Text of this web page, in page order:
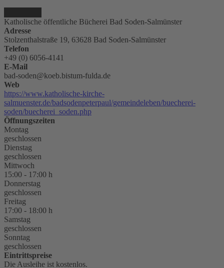
Katholische öffentliche Bücherei Bad Soden-Salmünster
Adresse
Stolzenthalstraße 19, 63628 Bad Soden-Salmünster
Telefon
+49 (0) 6056-4141
E-Mail
bad-soden@koeb.bistum-fulda.de
Web
https://www.katholische-kirche-
salmuenster.de/badsodenpeterpaul/gemeindeleben/buecherei-
soden/buecherei_soden.php
Öffnungszeiten
Montag
geschlossen
Dienstag
geschlossen
Mittwoch
15:00 - 17:00 h
Donnerstag
geschlossen
Freitag
17:00 - 18:00 h
Samstag
geschlossen
Sonntag
geschlossen
Eintrittspreise
Die Ausleihe ist kostenlos.